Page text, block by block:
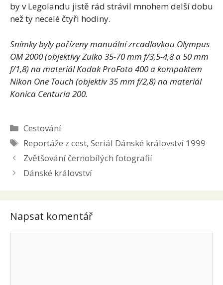
by v Legolandu jistě rád strávil mnohem delší dobu
než ty necelé čtyři hodiny.
Snímky byly pořízeny manuální zrcadlovkou Olympus
OM 2000 (objektivy Zuiko 35-70 mm f/3,5-4,8 a 50 mm
f/1,8) na materiál Kodak ProFoto 400 a kompaktem
Nikon One Touch (objektiv 35 mm f/2,8) na materiál
Konica Centuria 200.
Rubriky
Cestování
Štítky
Reportáže z cest,Seriál Dánské království 1999
Zvětšování černobílých fotografií
Dánské království
Napsat komentář